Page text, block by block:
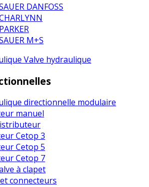
DANFOSS
M+S
Valve hydraulique
manuel
Cetop 3
Cetop 5
Cetop 7
à clapet
connecteurs